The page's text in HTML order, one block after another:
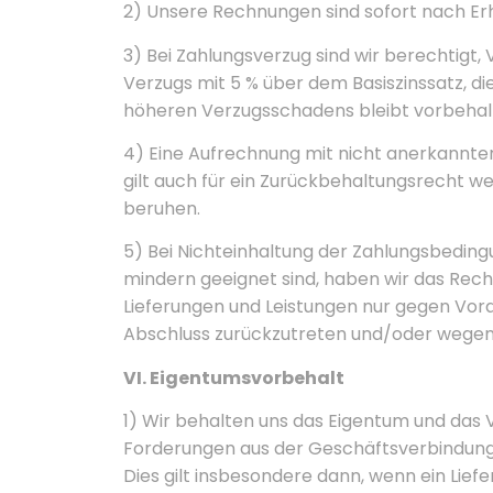
2) Unsere Rechnungen sind sofort nach
3) Bei Zahlungsverzug sind wir
Verzugs mit 5 % über dem Basiszinssatz,
höheren Verzugsschadens bleibt
4) Eine Aufrechnung mit nicht
gilt auch für ein Zurückbehaltungsrecht
beruhen.
5) Bei Nichteinhaltung der
mindern geeignet sind, haben wir das
Lieferungen und Leistungen nur gegen
Abschluss zurückzutreten und/oder
VI. Eigentumsvorbehalt
1) Wir behalten uns das Eigentum und
Forderungen aus der
Dies gilt insbesondere dann, wenn ein